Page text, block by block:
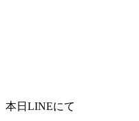
本日LINEにて